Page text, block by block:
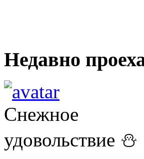
Недавно
Снежное
удовольствие ⛄